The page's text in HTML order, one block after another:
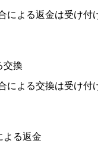
による返金は受け付
交換
による交換は受け付
よる返金